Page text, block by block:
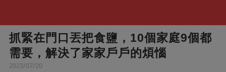
抓緊在門口丟把食鹽，10個家庭9個都
需要，解決了家家戶戶的煩惱
2023/07/20